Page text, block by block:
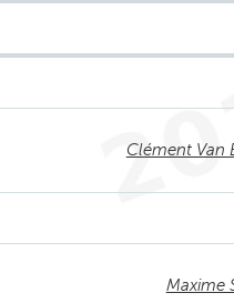
Clément Van
Maxime